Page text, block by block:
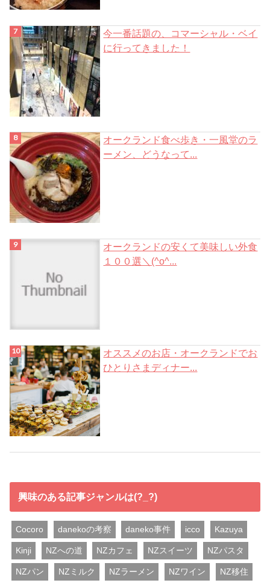
今一番話題の、コマーシャル・ベイ
に行ってきました！
オークランド食べ歩き・一風堂のラ
ーメン、どうなって...
オークランドの安くて美味しい外食
１００選＼(^o^...
オススメのお店・オークランドでお
ひとりさまディナー...
興味のある記事ジャンルは(?_?)
Cocoro danekoの考察 daneko事件 icco Kazuya
Kinji NZへの道 NZカフェ NZスイーツ NZパスタ
NZパン NZミルク NZラーメン NZワイン NZ移住